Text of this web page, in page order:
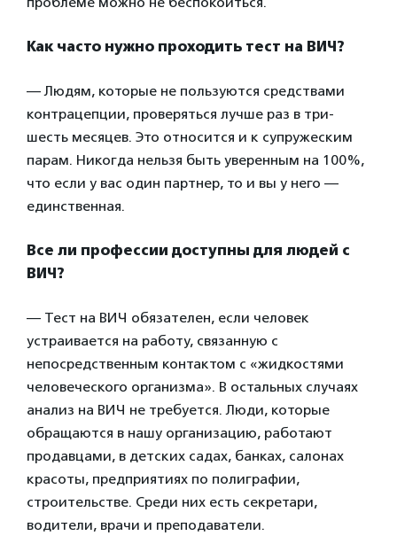
Как часто нужно проходить тест на ВИЧ?
— Людям, которые не пользуются средствами
контрацепции, проверяться лучше раз в три-
шесть месяцев. Это относится и к супружеским
парам. Никогда нельзя быть уверенным на 100%,
что если у вас один партнер, то и вы у него —
единственная.
Все ли профессии доступны для людей с
ВИЧ?
— Тест на ВИЧ обязателен, если человек
устраивается на работу, связанную с
непосредственным контактом с «жидкостями
человеческого организма». В остальных случаях
анализ на ВИЧ не требуется. Люди, которые
обращаются в нашу организацию, работают
продавцами, в детских садах, банках, салонах
красоты, предприятиях по полиграфии,
строительстве. Среди них есть секретари,
водители, врачи и преподаватели.